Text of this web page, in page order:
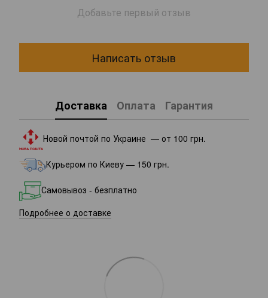
Добавьте первый отзыв
Написать отзыв
Доставка Оплата Гарантия
Новой почтой по Украине — от 100 грн.
Курьером по Киеву — 150 грн.
Самовывоз - безплатно
Подробнее о доставке